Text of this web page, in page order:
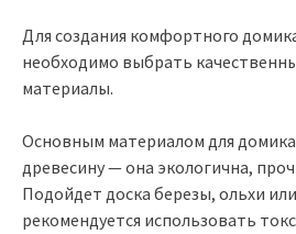
Для создания комфортного
необходимо выбрать
материалы.
Основным материалом для
древесину — она экологична,
Подойдет доска березы, ольхи
рекомендуется использовать